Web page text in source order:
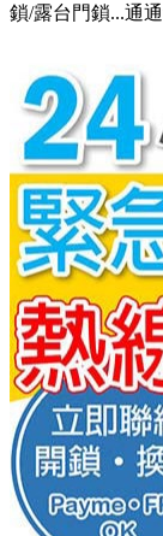
鎖/露台門鎖...通